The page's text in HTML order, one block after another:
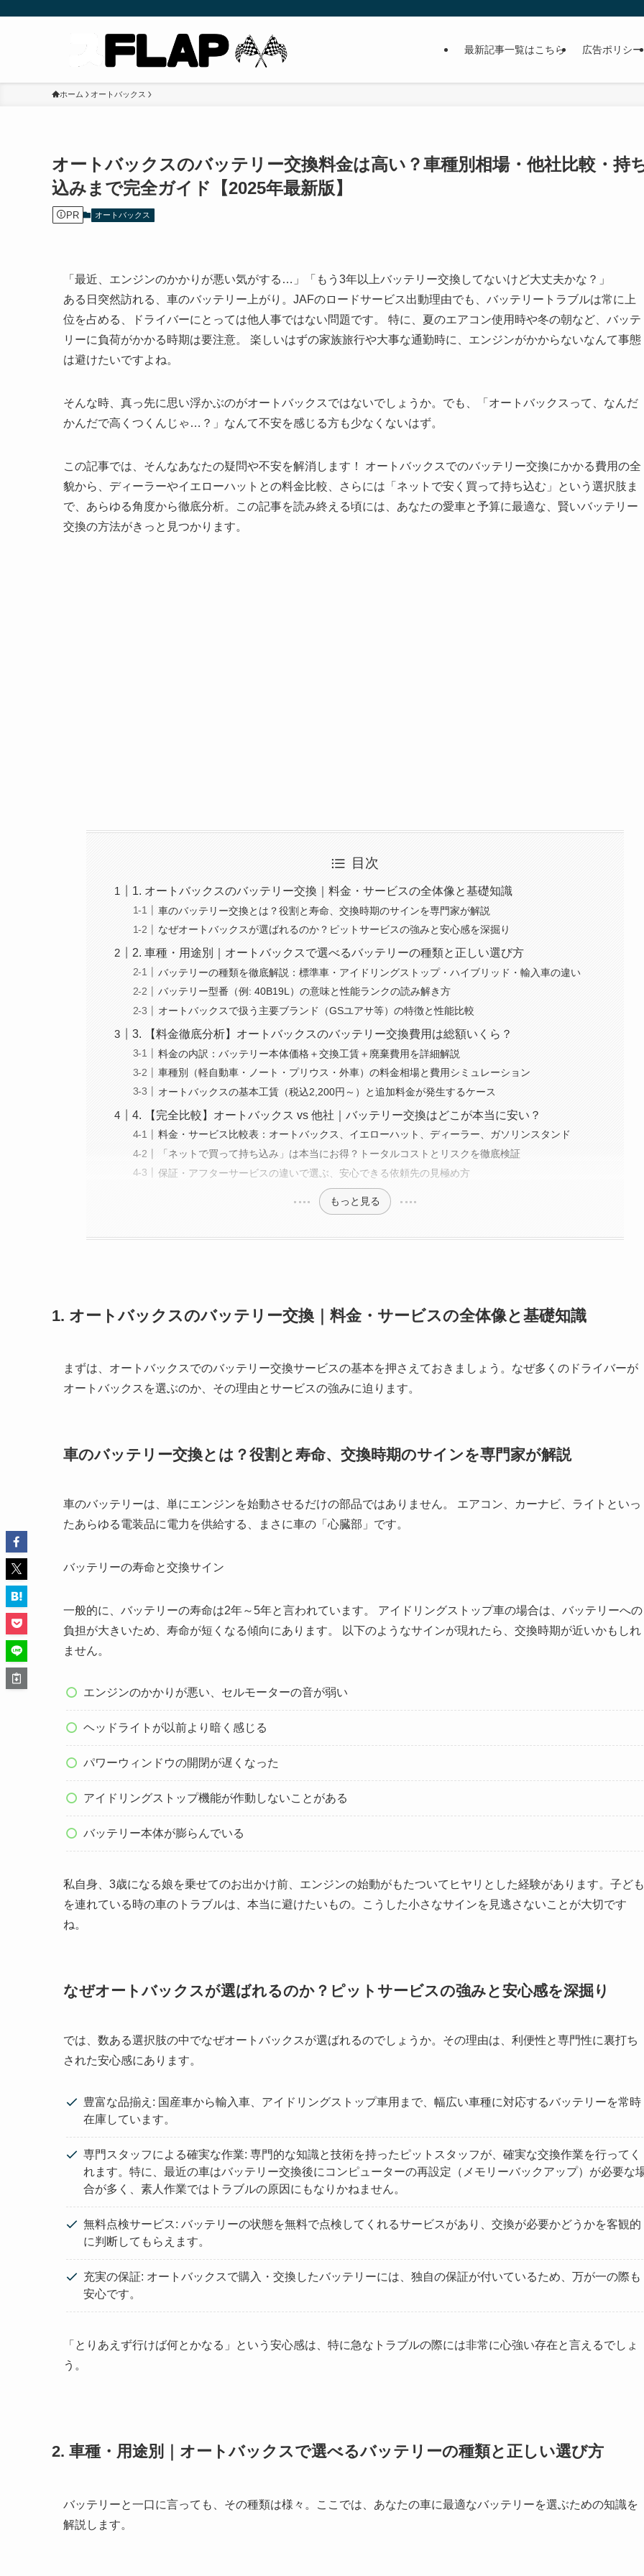
最新記事一覧はこちら 広告ポリシー
ホーム オートバックス
オートバックスのバッテリー交換料金は高い？車種別相場・他社比較・持
込みまで完全ガイド【2025年最新版】
PR オートバックス
「最近、エンジンのかかりが悪い気がする…」「もう3年以上バッテリー交換してないけど大丈夫かな？」
ある日突然訪れる、車のバッテリー上がり。JAFのロードサービス出動理由でも、バッテリートラブルは常に上
位を占める、ドライバーにとっては他人事ではない問題です。 特に、夏のエアコン使用時や冬の朝など、バッテ
リーに負荷がかかる時期は要注意。 楽しいはずの家族旅行や大事な通勤時に、エンジンがかからないなんて事態
は避けたいですよね。
そんな時、真っ先に思い浮かぶのがオートバックスではないでしょうか。でも、「オートバックスって、なんだ
かんだで高くつくんじゃ…？」なんて不安を感じる方も少なくないはず。
この記事では、そんなあなたの疑問や不安を解消します！ オートバックスでのバッテリー交換にかかる費用の全
貌から、ディーラーやイエローハットとの料金比較、さらには「ネットで安く買って持ち込む」という選択肢ま
で、あらゆる角度から徹底分析。この記事を読み終える頃には、あなたの愛車と予算に最適な、賢いバッテリー
交換の方法がきっと見つかります。
目次
1. オートバックスのバッテリー交換｜料金・サービスの全体像と基礎知識
車のバッテリー交換とは？役割と寿命、交換時期のサインを専門家が解説
なぜオートバックスが選ばれるのか？ピットサービスの強みと安心感を深掘り
2. 車種・用途別｜オートバックスで選べるバッテリーの種類と正しい選び方
バッテリーの種類を徹底解説：標準車・アイドリングストップ・ハイブリッド・輸入車の違い
バッテリー型番（例: 40B19L）の意味と性能ランクの読み解き方
オートバックスで扱う主要ブランド（GSユアサ等）の特徴と性能比較
3. 【料金徹底分析】オートバックスのバッテリー交換費用は総額いくら？
料金の内訳：バッテリー本体価格＋交換工賃＋廃棄費用を詳細解説
車種別（軽自動車・ノート・プリウス・外車）の料金相場と費用シミュレーション
オートバックスの基本工賃（税込2,200円～）と追加料金が発生するケース
4. 【完全比較】オートバックス vs 他社｜バッテリー交換はどこが本当に安い？
料金・サービス比較表：オートバックス、イエローハット、ディーラー、ガソリンスタンド
「ネットで買って持ち込み」は本当にお得？トータルコストとリスクを徹底検証
保証・アフターサービスの違いで選ぶ、安心できる依頼先の見極め方
もっと見る
1. オートバックスのバッテリー交換｜料金・サービスの全体像と基礎知識
まずは、オートバックスでのバッテリー交換サービスの基本を押さえておきましょう。なぜ多くのドライバーが
オートバックスを選ぶのか、その理由とサービスの強みに迫ります。
車のバッテリー交換とは？役割と寿命、交換時期のサインを専門家が解説
車のバッテリーは、単にエンジンを始動させるだけの部品ではありません。 エアコン、カーナビ、ライトといっ
たあらゆる電装品に電力を供給する、まさに車の「心臓部」です。
バッテリーの寿命と交換サイン
一般的に、バッテリーの寿命は2年～5年と言われています。 アイドリングストップ車の場合は、バッテリーへの
負担が大きいため、寿命が短くなる傾向にあります。 以下のようなサインが現れたら、交換時期が近いかもしれ
ません。
エンジンのかかりが悪い、セルモーターの音が弱い
ヘッドライトが以前より暗く感じる
パワーウィンドウの開閉が遅くなった
アイドリングストップ機能が作動しないことがある
バッテリー本体が膨らんでいる
私自身、3歳になる娘を乗せてのお出かけ前、エンジンの始動がもたついてヒヤリとした経験があります。子ども
を連れている時の車のトラブルは、本当に避けたいもの。こうした小さなサインを見逃さないことが大切です
ね。
なぜオートバックスが選ばれるのか？ピットサービスの強みと安心感を深掘り
では、数ある選択肢の中でなぜオートバックスが選ばれるのでしょうか。その理由は、利便性と専門性に裏打ち
された安心感にあります。
豊富な品揃え: 国産車から輸入車、アイドリングストップ車用まで、幅広い車種に対応するバッテリーを常時
在庫しています。
専門スタッフによる確実な作業: 専門的な知識と技術を持ったピットスタッフが、確実な交換作業を行ってく
れます。特に、最近の車はバッテリー交換後にコンピューターの再設定（メモリーバックアップ）が必要な
合が多く、素人作業ではトラブルの原因にもなりかねません。
無料点検サービス: バッテリーの状態を無料で点検してくれるサービスがあり、交換が必要かどうかを客観的
に判断してもらえます。
充実の保証: オートバックスで購入・交換したバッテリーには、独自の保証が付いているため、万が一の際も
安心です。
「とりあえず行けば何とかなる」という安心感は、特に急なトラブルの際には非常に心強い存在と言えるでしょ
う。
2. 車種・用途別｜オートバックスで選べるバッテリーの種類と正しい選び方
バッテリーと一口に言っても、その種類は様々。ここでは、あなたの車に最適なバッテリーを選ぶための知識を
解説します。